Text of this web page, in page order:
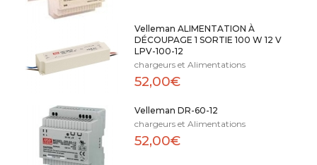
Velleman ALIMENTATION À
DÉCOUPAGE 1 SORTIE 100 W 12 V
LPV-100-12
chargeurs et Alimentations
52,00€
Velleman DR-60-12
chargeurs et Alimentations
52,00€